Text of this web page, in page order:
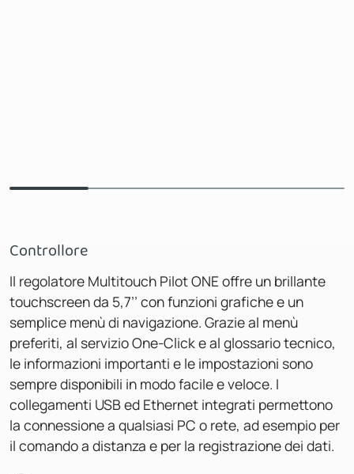
Controllore
Il regolatore Multitouch Pilot ONE offre un brillante
touchscreen da 5,7’’ con funzioni grafiche e un
semplice menù di navigazione. Grazie al menù
preferiti, al servizio One-Click e al glossario tecnico,
le informazioni importanti e le impostazioni sono
sempre disponibili in modo facile e veloce. I
collegamenti USB ed Ethernet integrati permettono
la connessione a qualsiasi PC o rete, ad esempio per
il comando a distanza e per la registrazione dei dati.